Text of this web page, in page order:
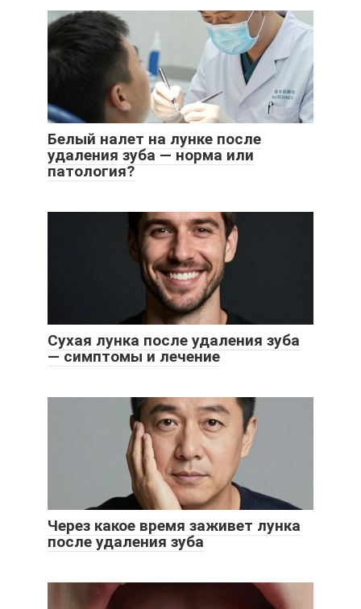
Белый налет на лунке после
удаления зуба — норма или
патология?
Сухая лунка после удаления зуба
— симптомы и лечение
Через какое время заживет лунка
после удаления зуба